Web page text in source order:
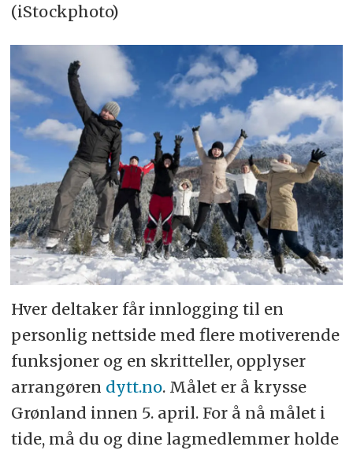
(iStockphoto)
Hver deltaker får innlogging til en
personlig nettside med flere motiverende
funksjoner og en skritteller, opplyser
arrangøren dytt.no. Målet er å krysse
Grønland innen 5. april. For å nå målet i
tide, må du og dine lagmedlemmer holde